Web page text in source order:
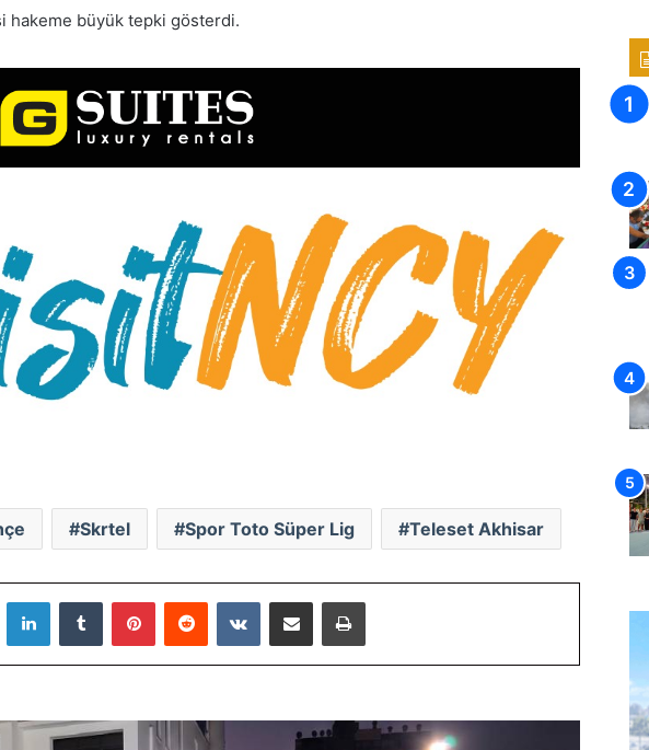
hakeme büyük tepki gösterdi.
Skrtel Spor Toto Süper Lig Teleset Akhisar
LinkedInTumblr PinterestReddit VKontakteE-Posta ile paylaş Yazdır